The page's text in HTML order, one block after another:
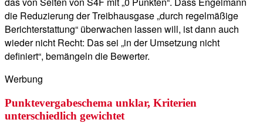
die Reduzierung der Treibhausgase „durch regelmäßige
Berichterstattung“ überwachen lassen will, ist dann auch
wieder nicht Recht: Das sei „in der Umsetzung nicht
definiert“, bemängeln die Bewerter.
Werbung
Punktevergabeschema unklar, Kriterien
unterschiedlich gewichtet